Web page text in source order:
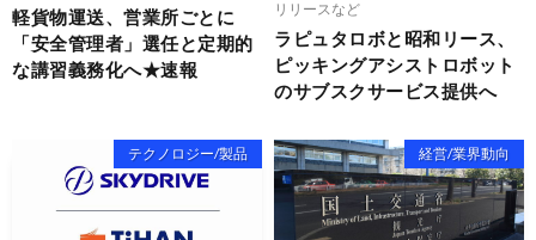
軽貨物運送、営業所ごとに
「安全管理者」選任と定期的
な講習義務化へ★速報
リリースなど
ラピュタロボと昭和リース、
ピッキングアシストロボット
のサブスクサービス提供へ
テクノロジー/製品 経営/業界動向